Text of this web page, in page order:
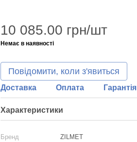
10 085.00 грн/шт
Немає в наявності
Повідомити, коли з'явиться
Доставка Оплата Гарантія
Характеристики
Бренд
ZILMET